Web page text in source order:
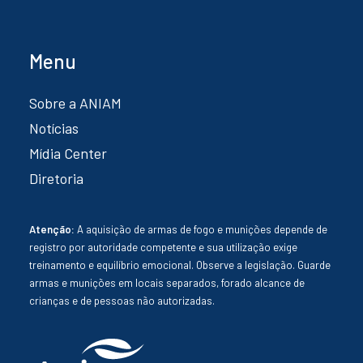
Menu
Sobre a ANIAM
Notícias
Mídia Center
Diretoria
Atenção: A aquisição de armas de fogo e munições depende de
registro por autoridade competente e sua utilização exige
treinamento e equilíbrio emocional. Observe a legislação. Guarde
armas e munições em locais separados, forado alcance de
crianças e de pessoas não autorizadas.